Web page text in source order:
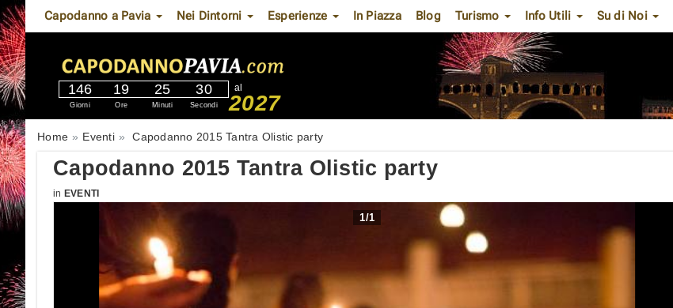
Capodanno a Pavia Nei Dintorni Esperienze In Piazza Blog Turismo Info Utili Su di Noi
146
Giorni
19
Ore
25
Minuti
28
Secondi
al
2027
Home Eventi Capodanno 2015 Tantra Olistic party
Capodanno 2015 Tantra Olistic party
in EVENTI
1/1